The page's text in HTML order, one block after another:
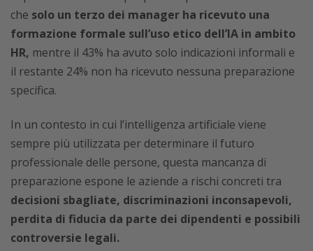
che solo un terzo dei manager ha ricevuto una
formazione formale sull’uso etico dell’IA in ambito
HR, mentre il 43% ha avuto solo indicazioni informali e
il restante 24% non ha ricevuto nessuna preparazione
specifica.
In un contesto in cui l’intelligenza artificiale viene
sempre più utilizzata per determinare il futuro
professionale delle persone, questa mancanza di
preparazione espone le aziende a rischi concreti tra
decisioni sbagliate, discriminazioni inconsapevoli,
perdita di fiducia da parte dei dipendenti e possibili
controversie legali.